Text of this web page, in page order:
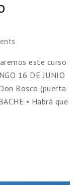
este curso
16 DE JUNIO
Bosco (puerta
• Habrá que